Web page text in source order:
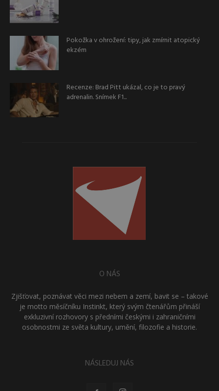
Pokožka v ohrožení: tipy, jak zmírnit atopický
ekzém
Recenze: Brad Pitt ukázal, co je to pravý
adrenalin. Snímek F1...
O NÁS
Zjišťovat, poznávat věci mezi nebem a zemí, bavit se – takové
je motto měsíčníku Instinkt, který svým čtenářům přináší
exkluzivní rozhovory s předními českými i zahraničními
osobnostmi ze světa kultury, umění, filozofie a historie.
NÁSLEDUJ NÁS